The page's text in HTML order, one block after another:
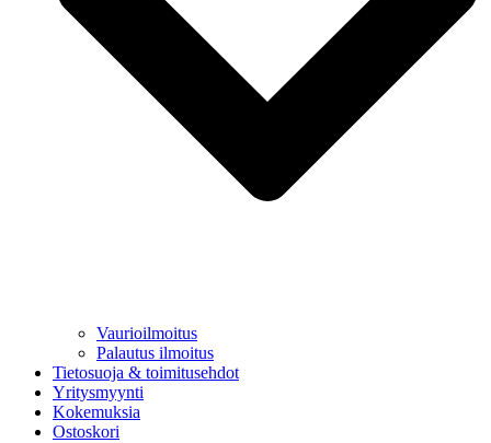
Vaurioilmoitus
Palautus ilmoitus
Tietosuoja & toimitusehdot
Yritysmyynti
Kokemuksia
Ostoskori